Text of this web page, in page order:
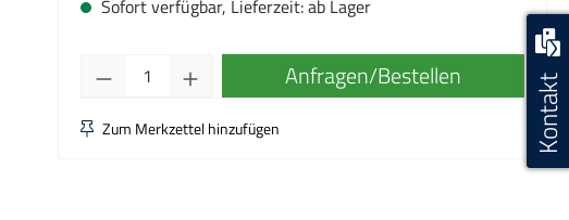
Kontakt
Sofort verfügbar, Lieferzeit: ab Lager
Produkt Anzahl: Gib den gewünschten
Anfragen/Bestellen
Zum Merkzettel hinzufügen